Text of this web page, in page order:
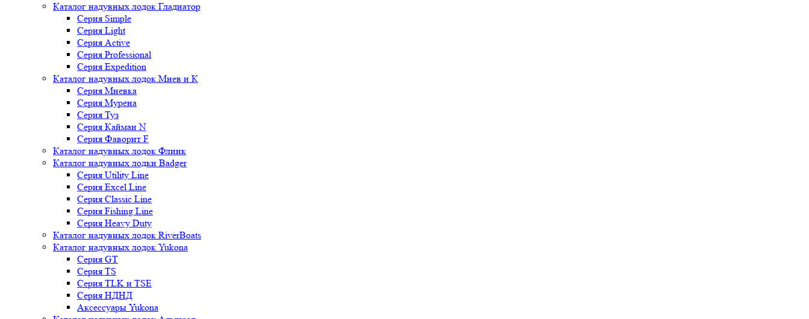
Каталог надувных лодок Гладиатор
Серия Simple
Серия Light
Серия Active
Серия Professional
Серия Expedition
Каталог надувных лодок Мнев и К
Серия Мневка
Серия Мурена
Серия Туз
Серия Кайман N
Серия Фаворит F
Каталог надувных лодок Флинк
Каталог надувных лодки Badger
Серия Utility Line
Серия Excel Line
Серия Classic Line
Серия Fishing Line
Серия Heavy Duty
Каталог надувных лодок RiverBoats
Каталог надувных лодок Yukona
Серия GT
Серия TS
Серия TLK и TSE
Серия НДНД
Аксессуары Yukona